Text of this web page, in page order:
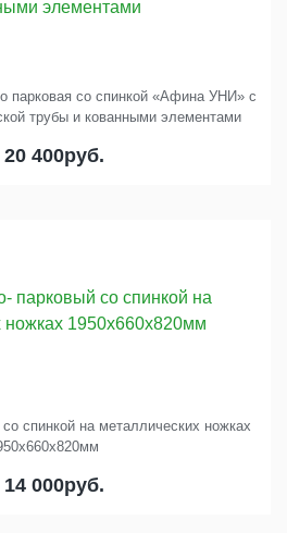
парковая со спинкой «Афина УНИ» с
трубы и кованными элементами
20 400руб.
спинкой на металлических ножках
14 000руб.